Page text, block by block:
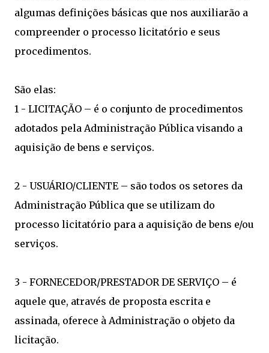
algumas definições básicas que nos auxiliarão a
compreender o processo licitatório e seus
procedimentos.
São elas:
1 - LICITAÇÃO – é o conjunto de procedimentos
adotados pela Administração Pública visando a
aquisição de bens e serviços.
2 - USUÁRIO/CLIENTE – são todos os setores da
Administração Pública que se utilizam do
processo licitatório para a aquisição de bens e/ou
serviços.
3 - FORNECEDOR/PRESTADOR DE SERVIÇO – é
aquele que, através de proposta escrita e
assinada, oferece à Administração o objeto da
licitação.